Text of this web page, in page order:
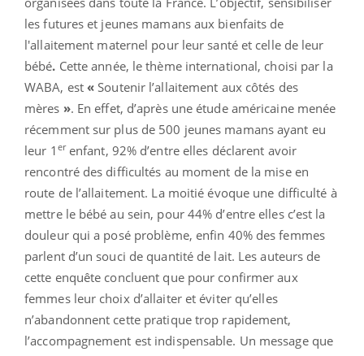
les futures et jeunes mamans aux bienfaits de
l'allaitement maternel pour leur santé et celle de leur
bébé. Cette année, le thème international, choisi par la
WABA, est «Soutenir l’allaitement aux côtés des
mères ». En effet, d’après une étude américaine menée
récemment sur plus de 500 jeunes mamans ayant eu
leur 1 erenfant, 92% d’entre elles déclarent avoir
rencontré des difficultés au moment de la mise en
route de l’allaitement. La moitié évoque une difficulté à
mettre le bébé au sein, pour 44% d’entre elles c’est la
douleur qui a posé problème, enfin 40% des femmes
parlent d’un souci de quantité de lait. Les auteurs de
cette enquête concluent que pour confirmer aux
femmes leur choix d’allaiter et éviter qu’elles
n’abandonnent cette pratique trop rapidement,
l’accompagnement est indispensable. Un message que